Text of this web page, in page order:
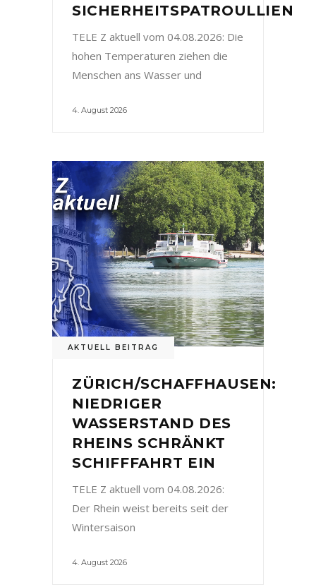
SICHERHEITSPATROULLIEN
TELE Z aktuell vom 04.08.2026: Die
hohen Temperaturen ziehen die
Menschen ans Wasser und
4. August 2026
AKTUELL BEITRAG
ZÜRICH/SCHAFFHAUSEN:
NIEDRIGER
WASSERSTAND DES
RHEINS SCHRÄNKT
SCHIFFFAHRT EIN
TELE Z aktuell vom 04.08.2026:
Der Rhein weist bereits seit der
Wintersaison
4. August 2026